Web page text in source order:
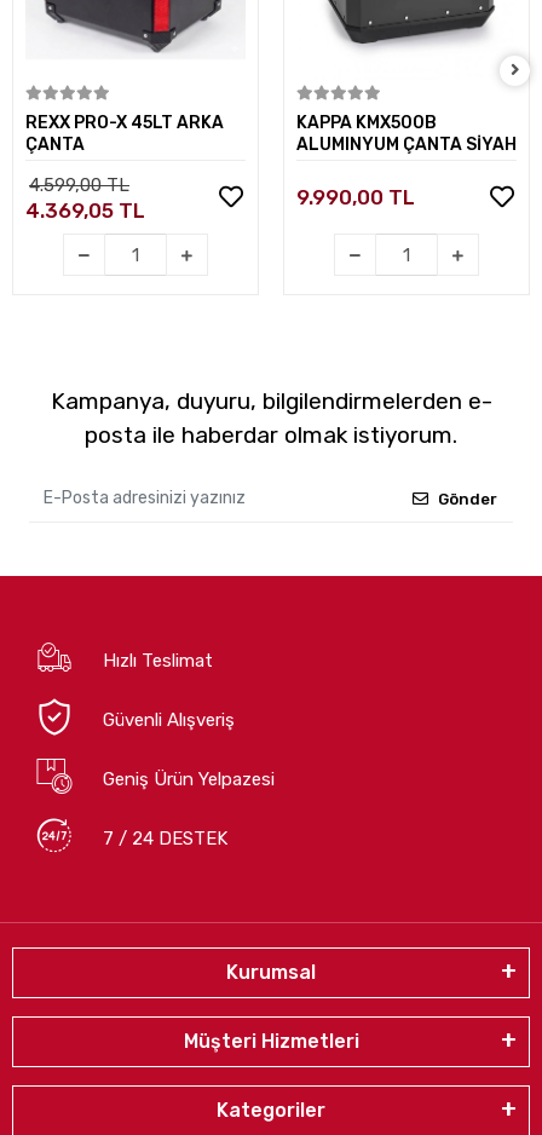
Sepete Ekle
REXX PRO-X 45LT ARKA
ÇANTA
4.599,00 TL
4.369,05 TL
Sepete Ekle
KAPPA KMX500B
ALUMINYUM ÇANTA SİYAH
9.990,00 TL
Kampanya, duyuru, bilgilendirmelerden e-
posta ile haberdar olmak istiyorum.
Gönder
Hızlı Teslimat
Güvenli Alışveriş
Geniş Ürün Yelpazesi
7 / 24 DESTEK
Kurumsal
Müşteri Hizmetleri
Kategoriler